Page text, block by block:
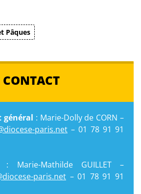
Pâques
CONTACT
général : Marie-Dolly de CORN –
paris.net – 01 78 91 91
: Marie-Mathilde GUILLET –
paris.net – 01 78 91 91